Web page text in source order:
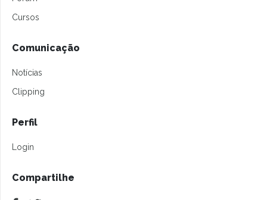
Cursos
Comunicação
Notícias
Clipping
Perfil
Login
Compartilhe